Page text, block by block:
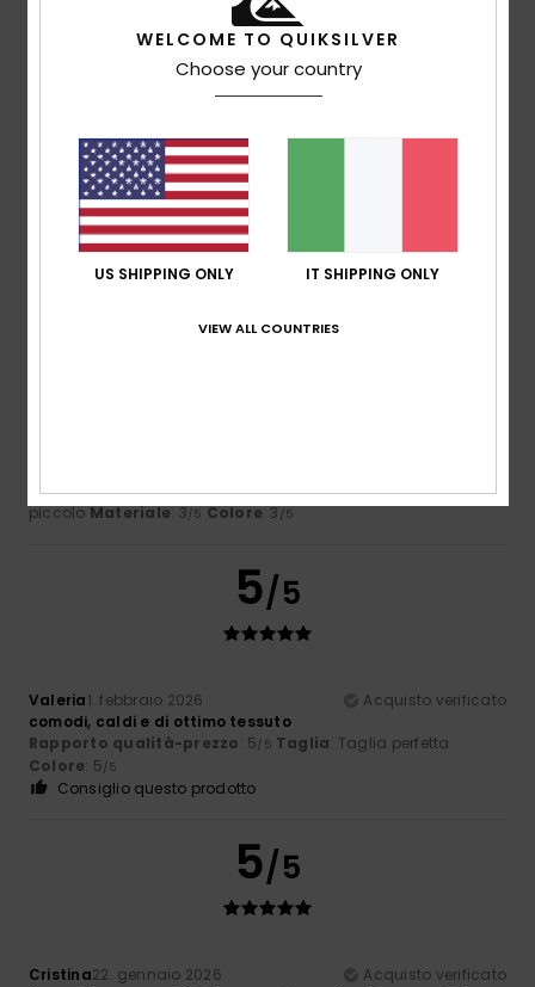
Taglia
Colore
3
Comfort: 3/5 Rapporto qualità-prezzo: 3/5 Taglia: Troppo
piccoloMateriale: 3/5 Colore: 3/5
5/5
Valeria1. febbraio 2026
Acquisto verificato
comodi, caldi e di ottimo tessuto
Rapporto qualità-prezzo: 5/5 Taglia: Taglia perfetta
Colore: 5/5
Consiglio questo prodotto
5/5
Cristina22. gennaio 2026
Acquisto verificato
WELCOME TO QUIKSILVER
Choose your country
US SHIPPING ONLY IT SHIPPING ONLY
VIEW ALL COUNTRIES